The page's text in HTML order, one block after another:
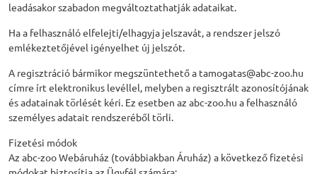
leadásakor szabadon megváltoztathatják adataikat.
Ha a felhasználó elfelejti/elhagyja jelszavát, a rendszer jelszó
emlékeztetőjével igényelhet új jelszót.
A regisztráció bármikor megszüntethető a tamogatas@abc-zoo.hu
címre írt elektronikus levéllel, melyben a regisztrált azonosítójának
és adatainak törlését kéri. Ez esetben az abc-zoo.hu a felhasználó
személyes adatait rendszeréből törli.
Fizetési módok
Az abc-zoo Webáruház (továbbiakban Áruház) a következő fizetési